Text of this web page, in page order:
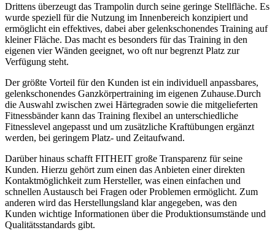
Drittens überzeugt das Trampolin durch seine geringe Stellfläche. Es
wurde speziell für die Nutzung im Innenbereich konzipiert und
ermöglicht ein effektives, dabei aber gelenkschonendes Training auf
kleiner Fläche. Das macht es besonders für das Training in den
eigenen vier Wänden geeignet, wo oft nur begrenzt Platz zur
Verfügung steht.
Der größte Vorteil für den Kunden ist ein individuell anpassbares,
gelenkschonendes Ganzkörpertraining im eigenen Zuhause.Durch
die Auswahl zwischen zwei Härtegraden sowie die mitgelieferten
Fitnessbänder kann das Training flexibel an unterschiedliche
Fitnesslevel angepasst und um zusätzliche Kraftübungen ergänzt
werden, bei geringem Platz- und Zeitaufwand.
Darüber hinaus schafft FITHEIT große Transparenz für seine
Kunden. Hierzu gehört zum einen das Anbieten einer direkten
Kontaktmöglichkeit zum Hersteller, was einen einfachen und
schnellen Austausch bei Fragen oder Problemen ermöglicht. Zum
anderen wird das Herstellungsland klar angegeben, was den
Kunden wichtige Informationen über die Produktionsumstände und
Qualitätsstandards gibt.